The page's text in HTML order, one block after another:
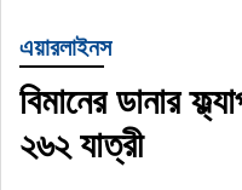
এয়ারলাইনস
বিমানের ডানার
২৬২ যাত্রী